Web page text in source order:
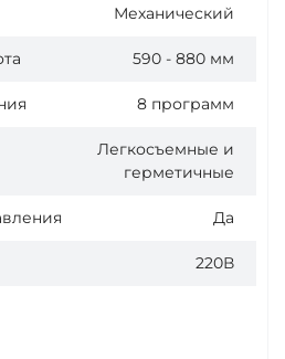
Механический
590 - 880 мм
8 программ
Легкосъемные и
герметичные
Да
220В